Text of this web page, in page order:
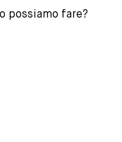
possiamo fare?